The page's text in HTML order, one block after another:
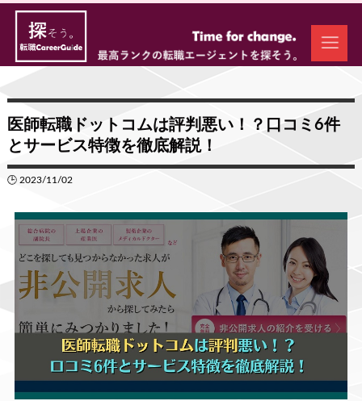
医師転職ドットコムは評判悪い！？口コミ6件
とサービス特徴を徹底解説！
🕒 2023/11/02